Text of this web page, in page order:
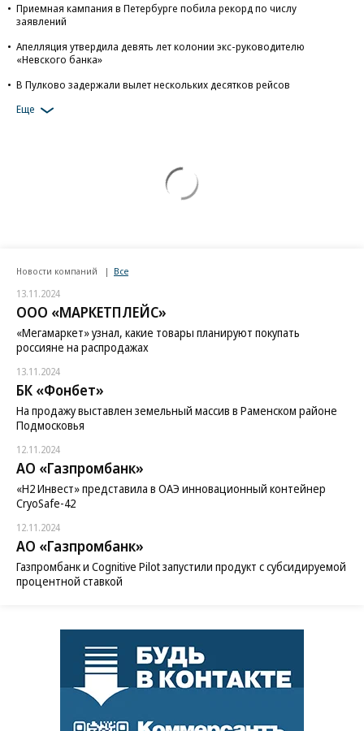
Приемная кампания в Петербурге побила рекорд по числу
заявлений
Апелляция утвердила девять лет колонии экс-руководителю
«Невского банка»
В Пулково задержали вылет нескольких десятков рейсов
Еще
Новости компаний Все
13.11.2024
ООО «МАРКЕТПЛЕЙС»
«Мегамаркет» узнал, какие товары планируют покупать
россияне на распродажах
13.11.2024
БК «Фонбет»
На продажу выставлен земельный массив в Раменском районе
Подмосковья
12.11.2024
АО «Газпромбанк»
«H2 Инвест» представила в ОАЭ инновационный контейнер
CryoSafe-42
12.11.2024
АО «Газпромбанк»
Газпромбанк и Cognitive Pilot запустили продукт с субсидируемой
процентной ставкой